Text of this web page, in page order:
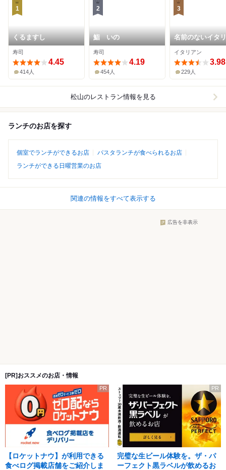
1
くるますし
寿司
4.45
414人
2
鮨 いの
寿司
4.19
454人
3
名前のないイタ
理店
イタリアン
3.98
229人
松山のレストラン情報を見る
ランチのお店を探す
個室でランチができるお店
パスタランチが食べられるお店
ランチができる日曜営業のお店
関連の情報をすべて表示する
広告を非表示
[PR]おススメのお店・情報
PR
【ロケットナウ】が利用できる
食べログ掲載店舗をご紹介しま
PR
完璧な生ビール体験を。ザ・パ
ーフェクト黒ラベルが飲めるお